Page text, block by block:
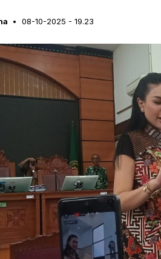
08-10-2025 - 19.23